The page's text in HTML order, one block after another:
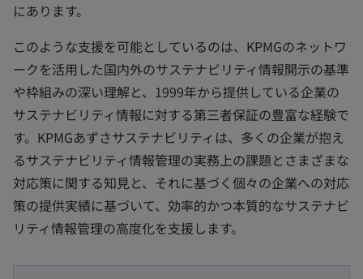
にあります。
このような支援を可能としているのは、KPMGのネットワ
ークを活用した国内外のサステナビリティ情報開示の基準
や枠組みの深い理解と、1999年から提供している企業の
サステナビリティ情報に対する第三者保証の豊富な経験で
す。KPMGあずさサステナビリティは、多くの企業が抱え
るサステナビリティ情報管理の実務上の課題とさまざまな
対応策に関する知見と、それに基づく個々の企業への対応
策の提供実績に基づいて、効率的かつ本質的なサステナビ
リティ情報管理の高度化を支援します。